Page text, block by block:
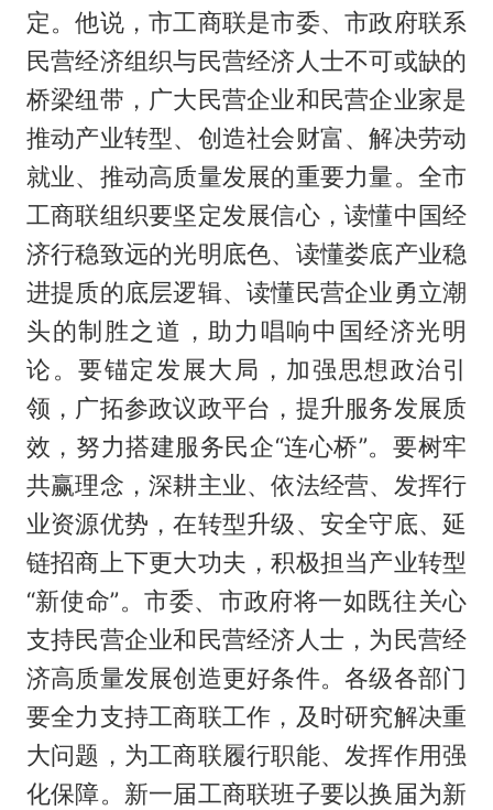
定。他说，市工商联是市委、市政府联系
民营经济组织与民营经济人士不可或缺的
桥梁纽带，广大民营企业和民营企业家是
推动产业转型、创造社会财富、解决劳动
就业、推动高质量发展的重要力量。全市
工商联组织要坚定发展信心，读懂中国经
济行稳致远的光明底色、读懂娄底产业稳
进提质的底层逻辑、读懂民营企业勇立潮
头的制胜之道，助力唱响中国经济光明
论。要锚定发展大局，加强思想政治引
领，广拓参政议政平台，提升服务发展质
效，努力搭建服务民企“连心桥”。要树牢
共赢理念，深耕主业、依法经营、发挥行
业资源优势，在转型升级、安全守底、延
链招商上下更大功夫，积极担当产业转型
“新使命”。市委、市政府将一如既往关心
支持民营企业和民营经济人士，为民营经
济高质量发展创造更好条件。各级各部门
要全力支持工商联工作，及时研究解决重
大问题，为工商联履行职能、发挥作用强
化保障。新一届工商联班子要以换届为新